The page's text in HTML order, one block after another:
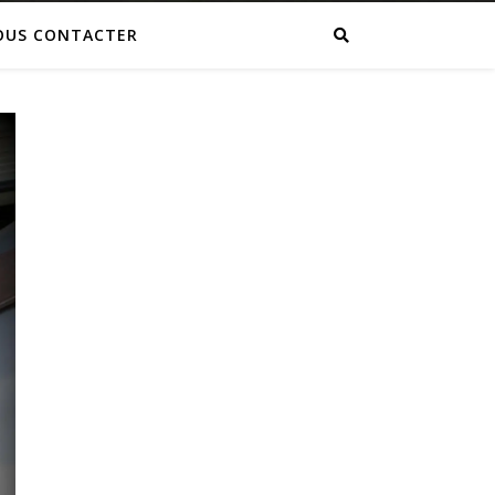
CONTACTER